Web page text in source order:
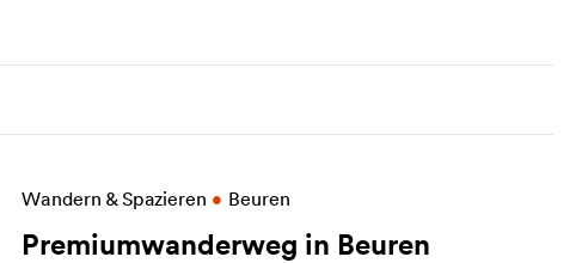
Wandern & Spazieren • Beuren
Premiumwanderweg in Beuren
Weitere Informationen zu Premiumwanderweg in